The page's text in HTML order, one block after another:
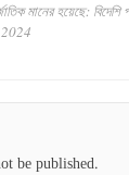
মানের হয়েছে: বিদেশি
be published.